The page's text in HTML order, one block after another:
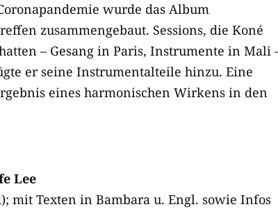
wurde das Album
zusammengebaut. Sessions, die Koné
– Gesang in Paris, Instrumente in Mali
er seine Instrumentalteile hinzu. Eine
eines harmonischen Wirkens in den
Lee
mit Texten in Bambara u. Engl. sowie Infos